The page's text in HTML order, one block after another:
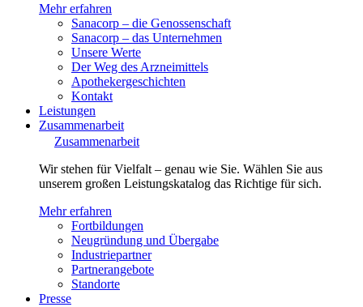
Mehr erfahren
Sanacorp – die Genossenschaft
Sanacorp – das Unternehmen
Unsere Werte
Der Weg des Arzneimittels
Apothekergeschichten
Kontakt
Leistungen
Zusammenarbeit
Zusammenarbeit
Wir stehen für Vielfalt – genau wie Sie. Wählen Sie aus
unserem großen Leistungskatalog das Richtige für sich.
Mehr erfahren
Fortbildungen
Neugründung und Übergabe
Industriepartner
Partnerangebote
Standorte
Presse